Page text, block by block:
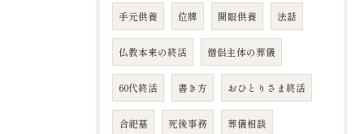
手元供養 位牌 開眼供養 法話
仏教本来の終活 僧侶主体の葬儀
60代終活 書き方 おひとりさま終活
合祀墓 死後事務 葬儀相談